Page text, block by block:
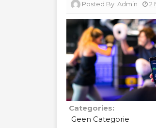
Posted By: Admin 2
Categories:
Geen Categorie